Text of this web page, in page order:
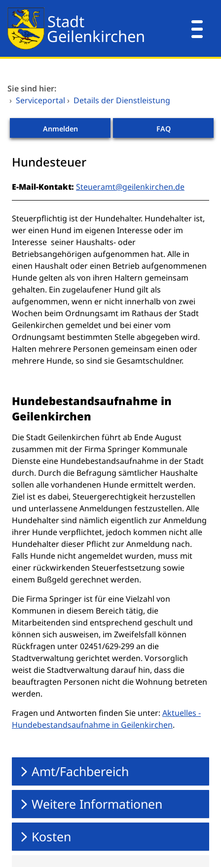
Zum Hauptinhalt springen
Zum Header
Zum Hauptinhalt
Zum Footer
Mitarbeitende A-Z
Verwaltungsorganisation
Sie sind hier:
› Serviceportal › Details der Dienstleistung
FAQ
Anmelden
Hundesteuer
Kurzbeschreibung
E-Mail-Kontakt: Steueramt@geilenkirchen.de
Beschreibung
Steuerpflichtig ist der Hundehalter. Hundehalter ist,
wer einen Hund im eigenen Interesse oder im
Interesse seiner Haushalts- oder
Betriebsangehörigen aufgenommen hat. Alle in
einen Haushalt oder einen Betrieb aufgenommenen
Hunde gelten als von ihren Haltern gemeinsam
gehalten. Ein zugelaufener Hund gilt als
aufgenommen, wenn er nicht innerhalb von zwei
Wochen beim Ordnungsamt im Rathaus der Stadt
Geilenkirchen gemeldet und bei einer vom
Ordnungsamt bestimmten Stelle abgegeben wird.
Halten mehrere Personen gemeinsam einen oder
mehrere Hunde, so sind sie Gesamtschuldner.
Hundebestandsaufnahme in
Geilenkirchen
Die Stadt Geilenkirchen führt ab Ende August
zusammen mit der Firma Springer Kommunale
Dienste eine Hundebestandsaufnahme in der Stadt
durch. Durch die Befragung sämtlicher Haushalte
sollen alle vorhandenen Hunde ermittelt werden.
Ziel ist es dabei, Steuergerechtigkeit herzustellen
und unterlassene Anmeldungen festzustellen. Alle
Hundehalter sind nämlich eigentlich zur Anmeldung
ihrer Hunde verpflichtet, jedoch kommen nicht alle
Hundehalter dieser Pflicht zur Anmeldung nach.
Falls Hunde nicht angemeldet wurden, muss mit
einer rückwirkenden Steuerfestsetzung sowie
einem Bußgeld gerechnet werden.
Die Firma Springer ist für eine Vielzahl von
Kommunen in diesem Bereich tätig, die
Mitarbeitenden sind entsprechend geschult und
können sich ausweisen, im Zweifelsfall können
Rückfragen unter 02451/629-299 an die
Stadtverwaltung gerichtet werden. Vorsorglich
weist die Stadtverwaltung darauf hin, dass die
beauftragten Personen nicht die Wohnung betreten
werden.
Fragen und Antworten finden Sie unter: Aktuelles -
Hundebestandsaufnahme in Geilenkirchen.
Amt/Fachbereich
Weitere Informationen
Kosten